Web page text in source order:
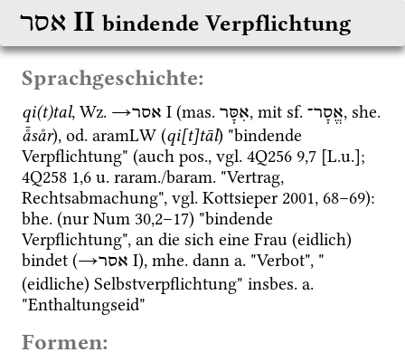
אסר‎ II bindende Verpflichtung
Sprachgeschichte:
qi(t)tal, Wz. →אסר ‎ I (mas. אִסָּר, mit sf. אֱסָר־, she.
å̄sår), od. aramLW (qi[t]tāl) "bindende
Verpflichtung" (auch pos., vgl. 4Q256 9,7 [L.u.]
4Q258 1,6 u. raram./baram. "Vertrag,
Rechtsabmachung", vgl. Kottsieper 2001
bhe. (nur Num 30,2–17) "bindende
Verpflichtung", an die sich eine Frau (eidlich)
bindet (→אסר ‎ I), mhe. dann a. "Verbot", "
(eidliche) Selbstverpflichtung" insbes. a.
"Enthaltungseid"
Formen: